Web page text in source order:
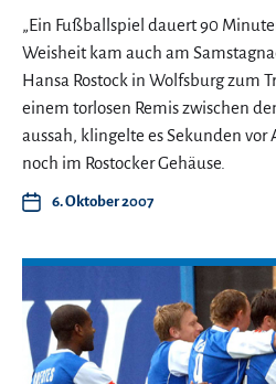
„Ein Fußballspiel dauert 90
Weisheit kam auch am
Hansa Rostock in Wolfsburg zum
einem torlosen Remis zwischen
aussah, klingelte es Sekunden
noch im Rostocker Gehäuse.
6. Oktober 2007